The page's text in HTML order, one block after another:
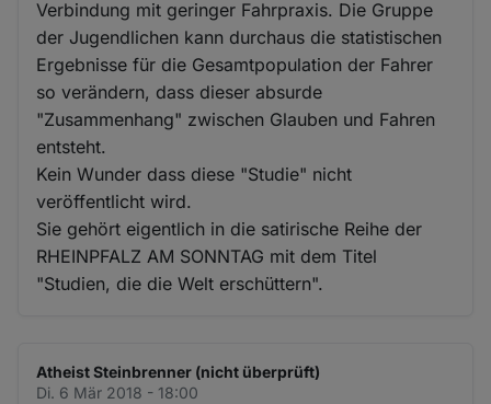
Verbindung mit geringer Fahrpraxis. Die Gruppe
der Jugendlichen kann durchaus die statistischen
Ergebnisse für die Gesamtpopulation der Fahrer
so verändern, dass dieser absurde
"Zusammenhang" zwischen Glauben und Fahren
entsteht.
Kein Wunder dass diese "Studie" nicht
veröffentlicht wird.
Sie gehört eigentlich in die satirische Reihe der
RHEINPFALZ AM SONNTAG mit dem Titel
"Studien, die die Welt erschüttern".
Atheist Steinbrenner (nicht überprüft)
Di. 6 Mär 2018 - 18:00
Cookies